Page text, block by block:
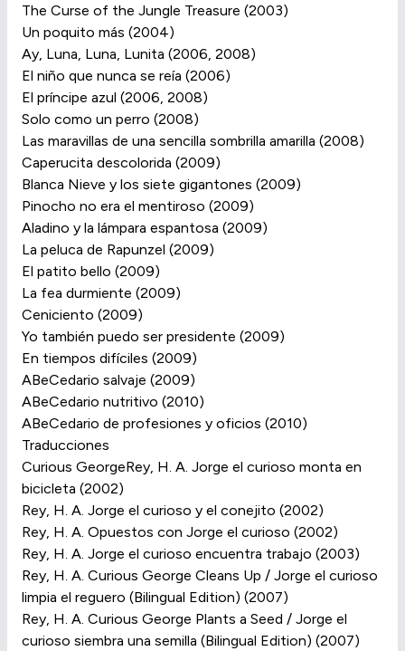
The Curse of the Jungle Treasure (2003)
Un poquito más (2004)
Ay, Luna, Luna, Lunita (2006, 2008)
El niño que nunca se reía (2006)
El príncipe azul (2006, 2008)
Solo como un perro (2008)
Las maravillas de una sencilla sombrilla amarilla (2008)
Caperucita descolorida (2009)
Blanca Nieve y los siete gigantones (2009)
Pinocho no era el mentiroso (2009)
Aladino y la lámpara espantosa (2009)
La peluca de Rapunzel (2009)
El patito bello (2009)
La fea durmiente (2009)
Ceniciento (2009)
Yo también puedo ser presidente (2009)
En tiempos difíciles (2009)
ABeCedario salvaje (2009)
ABeCedario nutritivo (2010)
ABeCedario de profesiones y oficios (2010)
Traducciones
Curious GeorgeRey, H. A. Jorge el curioso monta en
bicicleta (2002)
Rey, H. A. Jorge el curioso y el conejito (2002)
Rey, H. A. Opuestos con Jorge el curioso (2002)
Rey, H. A. Jorge el curioso encuentra trabajo (2003)
Rey, H. A. Curious George Cleans Up / Jorge el curioso
limpia el reguero (Bilingual Edition) (2007)
Rey, H. A. Curious George Plants a Seed / Jorge el
curioso siembra una semilla (Bilingual Edition) (2007)